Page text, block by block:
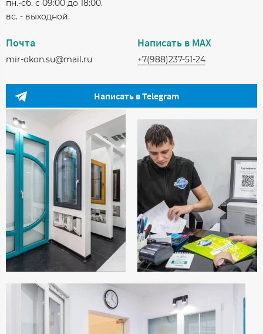
пн.-сб. с 09:00 до 18:00.
вс. - выходной.
Почта
mir-okon.su@mail.ru
Написать в МАХ
+7(988)237-51-24
Написать в Telegram